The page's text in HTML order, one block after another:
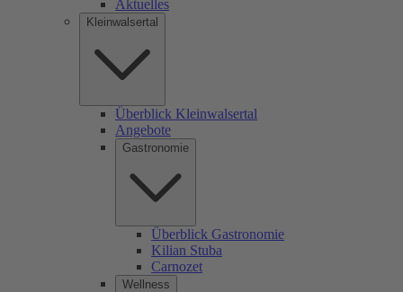
Aktuelles
Kleinwalsertal
Überblick Kleinwalsertal
Angebote
Gastronomie
Überblick Gastronomie
Kilian Stuba
Carnozet
Wellness